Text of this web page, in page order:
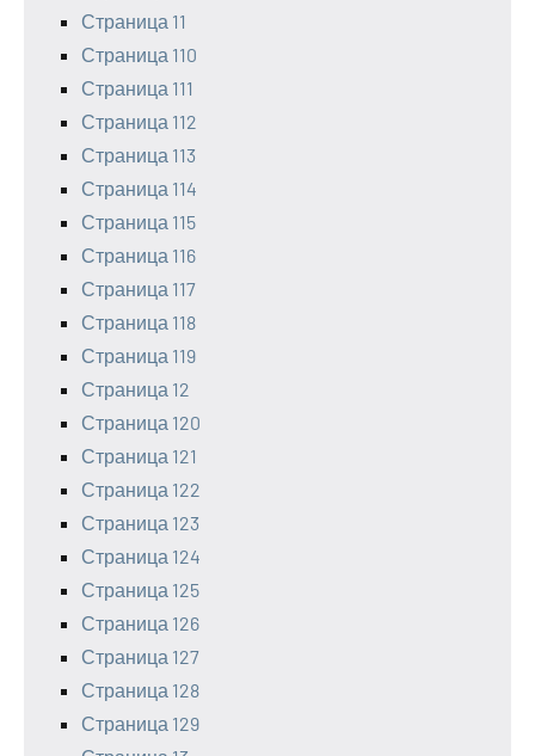
Страница 11
Страница 110
Страница 111
Страница 112
Страница 113
Страница 114
Страница 115
Страница 116
Страница 117
Страница 118
Страница 119
Страница 12
Страница 120
Страница 121
Страница 122
Страница 123
Страница 124
Страница 125
Страница 126
Страница 127
Страница 128
Страница 129